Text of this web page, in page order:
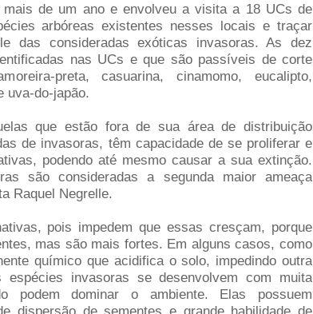
mais de um ano e envolveu a visita a 18 UCs de
arbóreas existentes nesses locais e traçar
das consideradas exóticas invasoras. As dez
nas UCs e que são passíveis de corte
preta, casuarina, cinamomo, eucalipto,
uva-do-japão.
que estão fora de sua área de distribuição
de invasoras, têm capacidade de se proliferar e
podendo até mesmo causar a sua extinção.
são consideradas a segunda maior ameaça
Raquel Negrelle.
pois impedem que essas cresçam, porque
mas são mais fortes. Em alguns casos, como
químico que acidifica o solo, impedindo outra
espécies invasoras se desenvolvem com muita
podem dominar o ambiente. Elas possuem